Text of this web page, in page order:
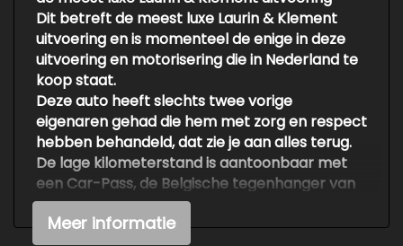
Dit betreft de meest luxe Laurin & Klement
uitvoering en is momenteel de enige in deze
uitvoering en motorisering die in Nederland te
koop staat.
Deze auto heeft slechts twee vorige
eigenaren gehad die hem met zorg en respect
hebben behandeld, dat zie je aan alles terug.
De lage kilometerstand is aantoonbaar met
een Car-Pass, de Belgische tegenhanger van
de NAP.
Uitgevoerd met onder andere:
Meer informatie